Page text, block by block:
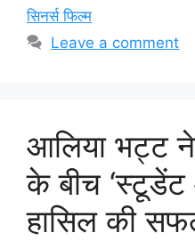
सिनर्स फिल्म
Leave a comment
आलिया भट्ट
के बीच
हासिल की